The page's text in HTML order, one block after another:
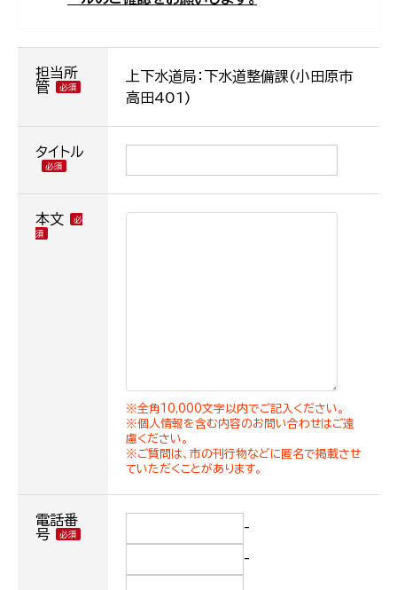
担当所
管
上下水道局：下水道整備課(小田原市
高田401)
タイトル
本文
※全角10,000文字以内でご記入ください。
※個人情報を含む内容のお問い合わせはご遠
慮ください。
※ご質問は、市の刊行物などに匿名で掲載させ
ていただくことがあります。
電話番
号
-
-